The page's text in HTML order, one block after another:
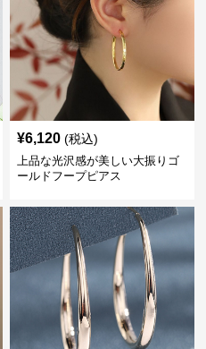
¥6,120 (税込)
上品な光沢感が美しい大振りゴ
ールドフープピアス